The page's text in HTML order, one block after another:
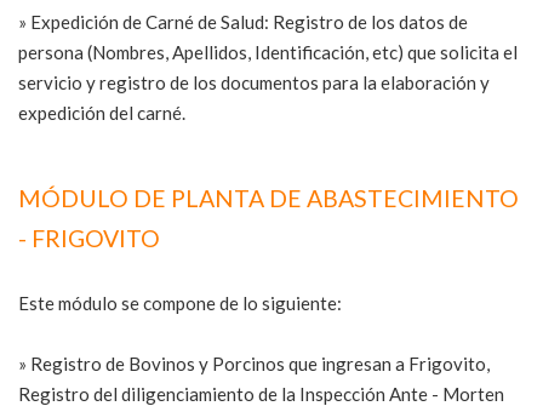
» Expedición de Carné de Salud: Registro de los datos de
persona (Nombres, Apellidos, Identificación, etc) que solicita el
servicio y registro de los documentos para la elaboración y
expedición del carné.
MÓDULO DE PLANTA DE ABASTECIMIENTO
- FRIGOVITO
Este módulo se compone de lo siguiente:
» Registro de Bovinos y Porcinos que ingresan a Frigovito,
Registro del diligenciamiento de la Inspección Ante - Morten